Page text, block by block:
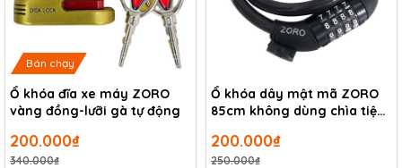
Bán chạy
Ổ khóa đĩa xe máy ZORO
vàng đồng-lưỡi gà tự động
200.000₫
340.000₫
Ổ khóa dây mật mã ZORO
85cm không dùng chìa tiện
200.000₫
250.000₫